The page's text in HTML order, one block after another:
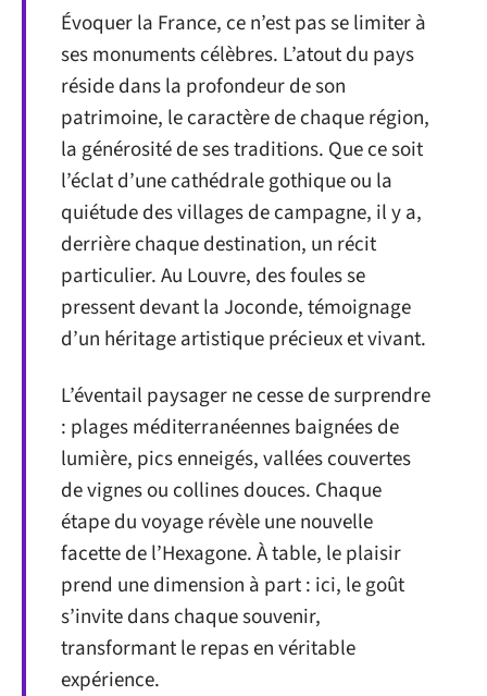
Évoquer la France, ce n’est pas se limiter à
ses monuments célèbres. L’atout du pays
réside dans la profondeur de son
patrimoine, le caractère de chaque région,
la générosité de ses traditions. Que ce soit
l’éclat d’une cathédrale gothique ou la
quiétude des villages de campagne, il y a,
derrière chaque destination, un récit
particulier. Au Louvre, des foules se
pressent devant la Joconde, témoignage
d’un héritage artistique précieux et vivant.
L’éventail paysager ne cesse de surprendre
: plages méditerranéennes baignées de
lumière, pics enneigés, vallées couvertes
de vignes ou collines douces. Chaque
étape du voyage révèle une nouvelle
facette de l’Hexagone. À table, le plaisir
prend une dimension à part : ici, le goût
s’invite dans chaque souvenir,
transformant le repas en véritable
expérience.